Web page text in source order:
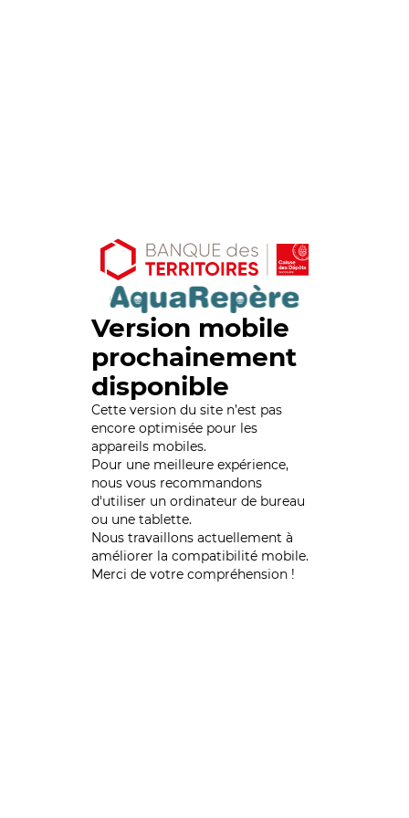
Version mobile
prochainement
disponible
Cette version du site n’est pas
encore optimisée pour les
appareils mobiles.
Pour une meilleure expérience,
nous vous recommandons
d'utiliser un ordinateur de bureau
ou une tablette.
Nous travaillons actuellement à
améliorer la compatibilité mobile.
Merci de votre compréhension !